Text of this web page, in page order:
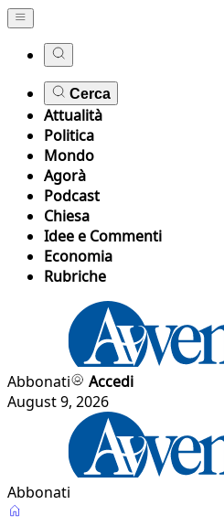
Cerca
Attualità
Politica
Mondo
Agorà
Podcast
Chiesa
Idee e Commenti
Economia
Rubriche
Abbonati
Accedi
August 9, 2026
Abbonati